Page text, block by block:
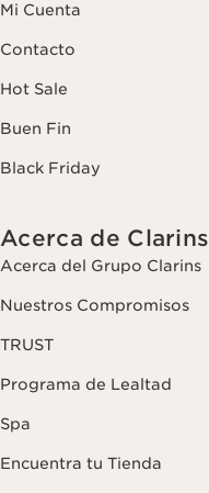
Mi Cuenta
Contacto
Hot Sale
Buen Fin
Black Friday
Acerca de Clarins
Acerca del Grupo Clarins
Nuestros Compromisos
TRUST
Programa de Lealtad
Spa
Encuentra tu Tienda